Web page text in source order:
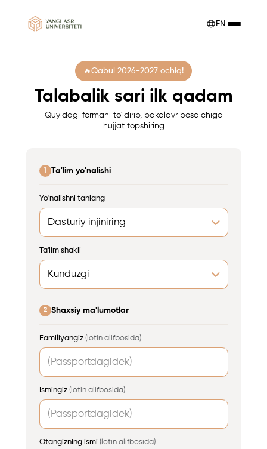
EN
Qabul 2026-2027 ochiq!
Talabalik sari ilk qadam
Quyidagi formani to'ldirib, bakalavr bosqichiga
hujjat topshiring
1 Ta'lim yo'nalishi
Yo'nalishni tanlang
Ta'lim shakli
2 Shaxsiy ma'lumotlar
Familiyangiz (lotin alifbosida)
Ismingiz (lotin alifbosida)
Otangizning ismi (lotin alifbosida)